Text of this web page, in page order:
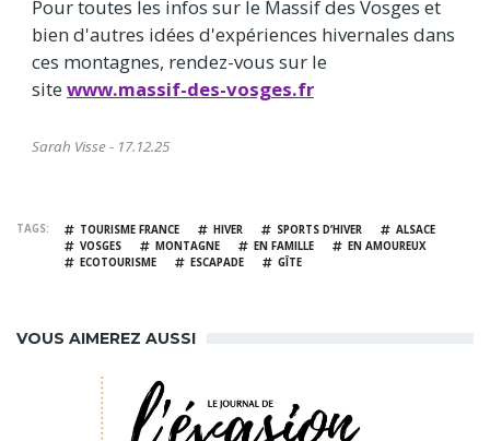
Pour toutes les infos sur le Massif des Vosges et
bien d'autres idées d'expériences hivernales dans
ces montagnes, rendez-vous sur le
site www.massif-des-vosges.fr
Sarah Visse - 17.12.25
TAGS TOURISME FRANCE HIVER SPORTS D’HIVER
ALSACE
VOSGES
MONTAGNE EN FAMILLE
EN AMOUREUX
ECOTOURISME
ESCAPADE GÎTE
VOUS AIMEREZ AUSSI